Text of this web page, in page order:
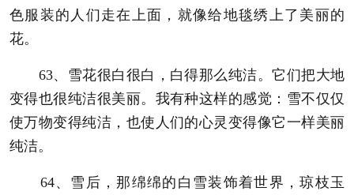
色服装的人们走在上面，就像给地毯绣上了美丽的
花。
63、雪花很白很白，白得那么纯洁。它们把大地
变得也很纯洁很美丽。我有种这样的感觉：雪不仅仅
使万物变得纯洁，也使人们的心灵变得像它一样美丽
纯洁。
64、雪后，那绵绵的白雪装饰着世界，琼枝玉